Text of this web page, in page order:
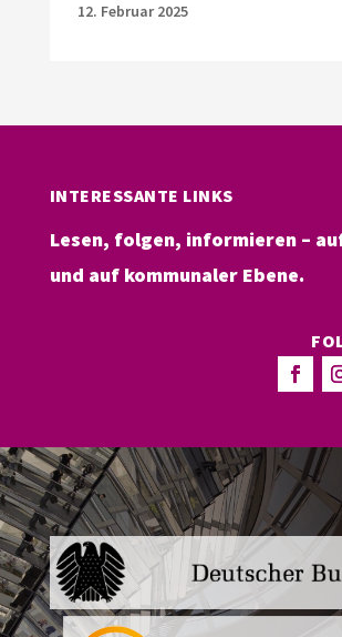
12. Februar 2025
INTERESSANTE LINKS
Lesen, folgen, informieren –
und auf kommunaler Ebene.